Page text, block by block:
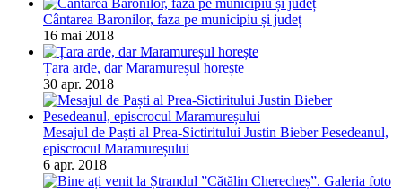
Cântarea Baronilor, faza pe municipiu și județ
16 mai 2018
Țara arde, dar Maramureșul horește
30 apr. 2018
Mesajul de Paști al Prea-Sictiritului Justin Bieber Pesedeanul,
episcrocul Maramureșului
6 apr. 2018